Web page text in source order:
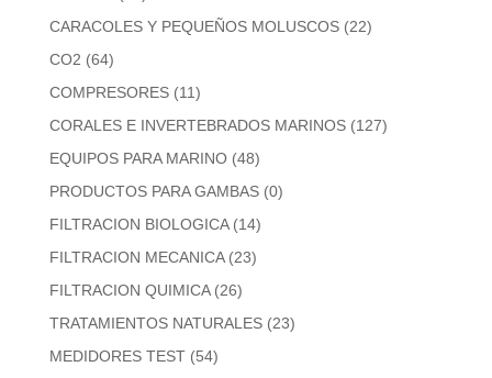
CARACOLES Y PEQUEÑOS MOLUSCOS (22)
CO2 (64)
COMPRESORES (11)
CORALES E INVERTEBRADOS MARINOS (127)
EQUIPOS PARA MARINO (48)
PRODUCTOS PARA GAMBAS (0)
FILTRACION BIOLOGICA (14)
FILTRACION MECANICA (23)
FILTRACION QUIMICA (26)
TRATAMIENTOS NATURALES (23)
MEDIDORES TEST (54)